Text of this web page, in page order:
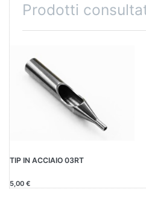
Prodotti
TIP IN ACCIAIO 03RT
5,00 €